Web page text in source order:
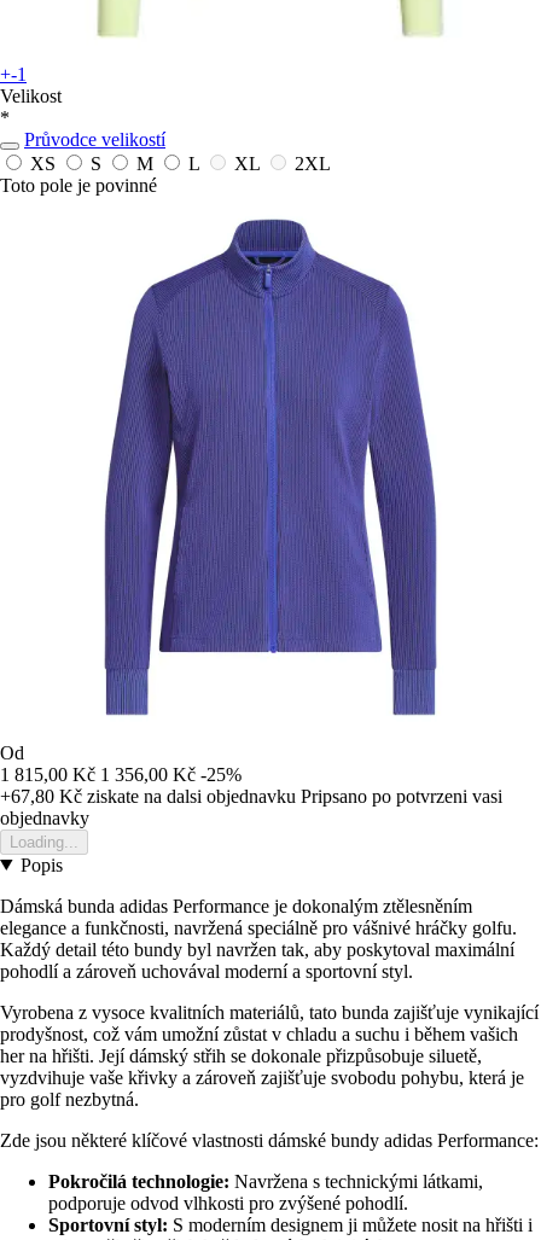
+-1
Velikost
*
Průvodce velikostí
XS
S M L XL
2XL
Toto pole je povinné
Od
1 815,00 Kč 1 356,00 Kč -25%
+67,80 Kč ziskate na dalsi objednavku Pripsano po potvrzeni vasi
objednavky
Loading...
Popis
Dámská bunda adidas Performance je dokonalým ztělesněním
elegance a funkčnosti, navržená speciálně pro vášnivé hráčky golfu.
Každý detail této bundy byl navržen tak, aby poskytoval maximální
pohodlí a zároveň uchovával moderní a sportovní styl.
Vyrobena z vysoce kvalitních materiálů, tato bunda zajišťuje vynikající
prodyšnost, což vám umožní zůstat v chladu a suchu i během vašich
her na hřišti. Její dámský střih se dokonale přizpůsobuje siluetě,
vyzdvihuje vaše křivky a zároveň zajišťuje svobodu pohybu, která je
pro golf nezbytná.
Zde jsou některé klíčové vlastnosti dámské bundy adidas Performance:
Pokročilá technologie: Navržena s technickými látkami,
podporuje odvod vlhkosti pro zvýšené pohodlí.
Sportovní styl: S moderním designem ji můžete nosit na hřišti i